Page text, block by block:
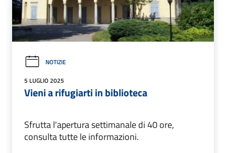
NOTIZIE
5 LUGLIO 2025
Vieni a rifugiarti in biblioteca
Sfrutta l'apertura settimanale di 40 ore,
consulta tutte le informazioni.